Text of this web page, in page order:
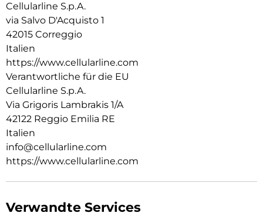
Cellularline S.p.A.
via Salvo D'Acquisto 1
42015 Correggio
Italien
https://www.cellularline.com
Verantwortliche für die EU
Cellularline S.p.A.
Via Grigoris Lambrakis 1/A
42122 Reggio Emilia RE
Italien
info@cellularline.com
https://www.cellularline.com
Verwandte Services